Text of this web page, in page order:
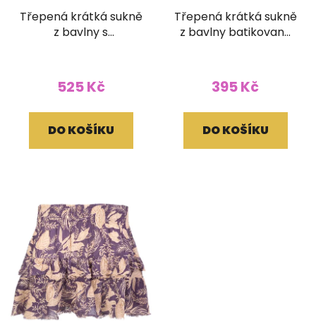
Třepená krátká sukně
z bavlny s
525 Kč
DO KOŠÍKU
Třepená krátká sukně
z bavlny batikovaná
395 Kč
DO KOŠÍKU